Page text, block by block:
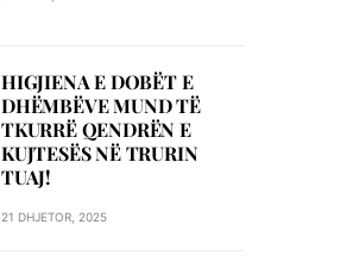
HIGJIENA E DOBËT E
DHËMBËVE MUND TË
TKURRË QENDRËN E
KUJTESËS NË TRURIN
TUAJ!
21 DHJETOR, 2025